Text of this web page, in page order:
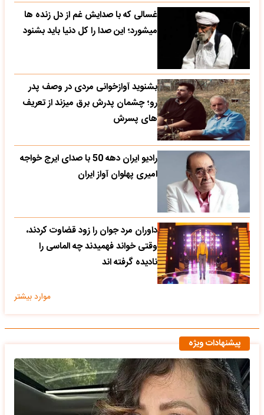
غسالی که با صدایش غم از دل زنده ها
میشورد؛ این صدا را کل دنیا باید بشنود
بشنوید آوازخوانی مردی در وصف پدر
رو؛ چشمان پدرش برق میزند از تعریف
های پسرش
رادیو ایران دهه 50 با صدای ایرج خواجه
امیری پهلوان آواز ایران
داوران مرد جوان را زود قضاوت کردند،
وقتی خواند فهمیدند چه الماسی را
نادیده گرفته اند
موارد بیشتر
پیشنهادات ویژه